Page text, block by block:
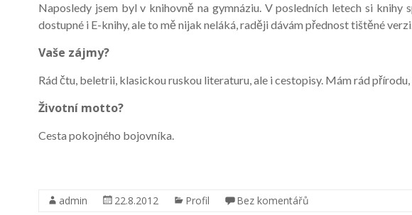
Naposledy jsem byl v knihovně na gymnáziu. V posledních letech si knihy
dostupné i E-knihy, ale to mě nijak neláká, raději dávám přednost tištěné
Vaše zájmy?
Rád čtu, beletrii, klasickou ruskou literaturu, ale i cestopisy. Mám rád
Životní motto?
Cesta pokojného bojovníka.
admin 22.8.2012 Profil Bez komentářů